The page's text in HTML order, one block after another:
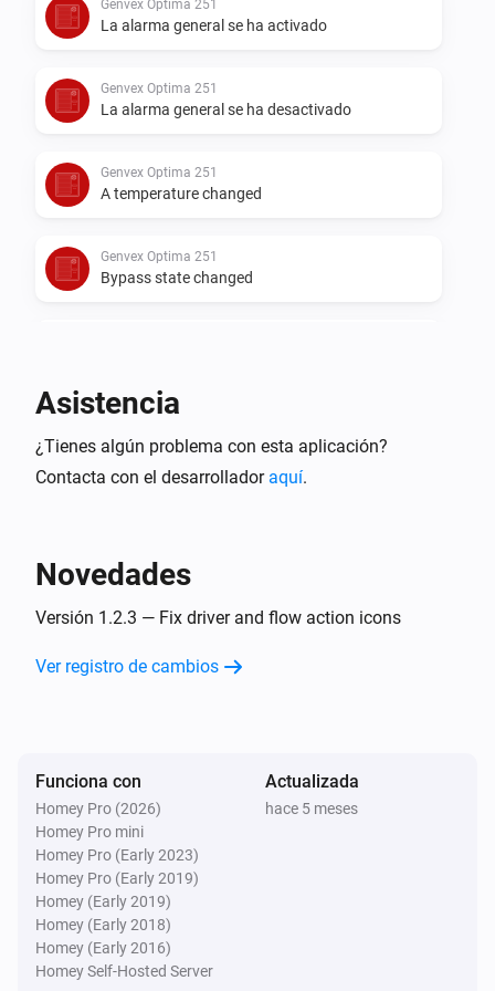
Genvex Optima 251
La alarma general se ha activado
Genvex Optima 251
La alarma general se ha desactivado
Genvex Optima 251
A temperature changed
Genvex Optima 251
Bypass state changed
La humedad ha cambiado
La alarma general se ha desactivado
Genvex Optima 270
Bypass state changed
Y...
Genvex Optima 251
La alarma general está activada
Genvex Optima 251
Asistencia
¿Tienes algún problema con esta aplicación?
Contacta con el desarrollador aquí.
Novedades
Versión 1.2.3 — Fix driver and flow action icons
Ver registro de cambios
Funciona con
Homey Pro (2026)
Homey Pro mini
Homey Pro (Early 2023)
Homey Pro (Early 2019)
Homey (Early 2019)
Homey (Early 2018)
Homey (Early 2016)
Homey Self-Hosted Server
Actualizada
hace 5 meses